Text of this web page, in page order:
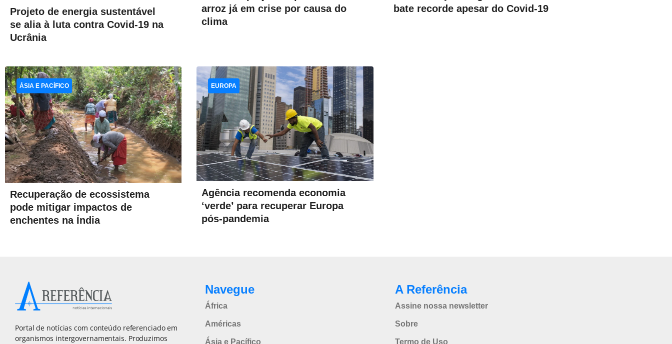
Projeto de energia sustentável
se alia à luta contra Covid-19 na
Ucrânia
arroz já em crise por causa do
clima
bate recorde apesar do Covid-19
Recuperação de ecossistema
pode mitigar impactos de
enchentes na Índia
ÁSIA E PACÍFICO
Agência recomenda economia
‘verde’ para recuperar Europa
pós-pandemia
EUROPA
Portal de notícias com conteúdo referenciado em
organismos intergovernamentais. Produzimos
Navegue
África
Américas
Ásia e Pacífico
A Referência
Assine nossa newsletter
Sobre
Termo de Uso